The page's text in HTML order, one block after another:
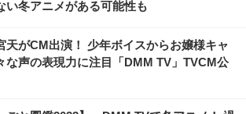
い冬アニメがある可能性も
天がCM出演！ 少年ボイスからお嬢様キャ
な声の表現力に注目「DMM TV」TVCM公